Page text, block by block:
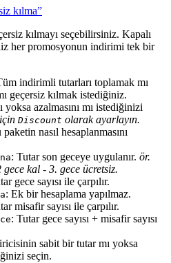
kılma”
kılmayı seçebilirsiniz. Kapalı
her promosyonun indirimi tek bir
indirimli tutarları toplamak mı
geçersiz kılmak istediğiniz.
yoksa azalmasını mı istediğinizi
Discount olarak ayarlayın.
nasıl hesaplanmasını
: Tutar son geceye uygulanır. ör.
kal - 3. gece ücretsiz.
gece sayısı ile çarpılır.
: Ek bir hesaplama yapılmaz.
misafir sayısı ile çarpılır.
: Tutar gece sayısı + misafir sayısı
sabit bir tutar mı yoksa
seçin.